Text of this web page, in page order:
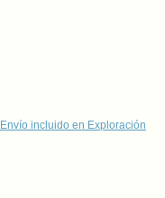
Envío incluido en Exploración